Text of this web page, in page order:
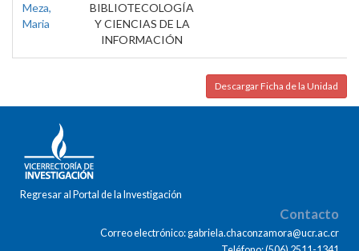
Meza,
Maria
BIBLIOTECOLOGÍA
Y CIENCIAS DE LA
INFORMACIÓN
Descargar Ficha de la Unidad
Regresar al Portal de la Investigación
Contacto
Correo electrónico: gabriela.chaconzamora@ucr.ac.cr